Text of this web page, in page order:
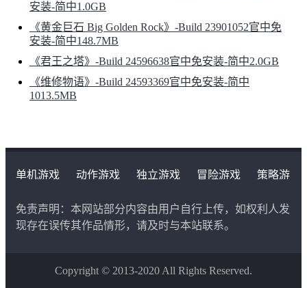
安装-简中1.0GB
《黄金巨石 Big Golden Rock》-Build 23901052官中免
安装-简中148.7MB
《君王之塔》-Build 24596638官中免安装-简中2.0GB
《维修物语》-Build 24593369官中免安装-简中
1013.5MB
单机游戏 动作游戏 独立游戏 冒险游戏
策略游
免责声明：本网站部分内容由用户自行上传，如权利人发
现存在误传其作品情形，请及时与本站联系。
Copyright © 2013-2020 All Rights Reserved.